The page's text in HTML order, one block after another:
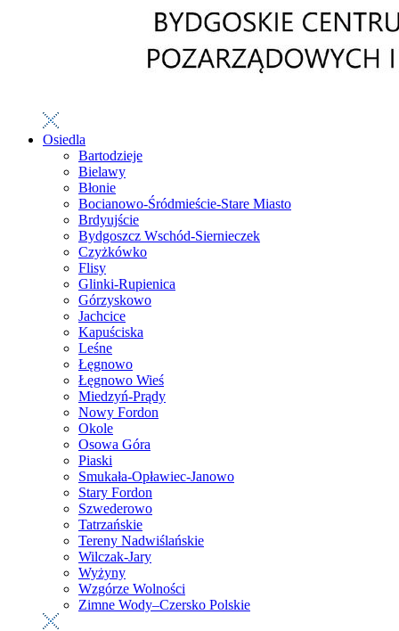
Osiedla
Bartodzieje
Bielawy
Błonie
Bocianowo-Śródmieście-Stare Miasto
Brdyujście
Bydgoszcz Wschód-Siernieczek
Czyżkówko
Flisy
Glinki-Rupienica
Górzyskowo
Jachcice
Kapuściska
Leśne
Łęgnowo
Łęgnowo Wieś
Miedzyń-Prądy
Nowy Fordon
Okole
Osowa Góra
Piaski
Smukała-Opławiec-Janowo
Stary Fordon
Szwederowo
Tatrzańskie
Tereny Nadwiślańskie
Wilczak-Jary
Wyżyny
Wzgórze Wolności
Zimne Wody–Czersko Polskie